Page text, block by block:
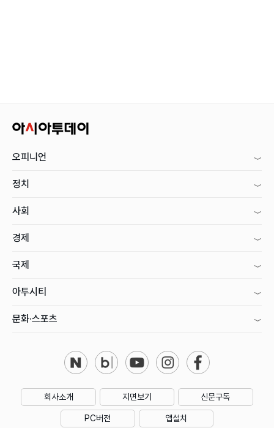
오피니언
정치
사회
경제
국제
아투시티
문화·스포츠
회사소개 지면보기 신문구독
PC버전 앱설치